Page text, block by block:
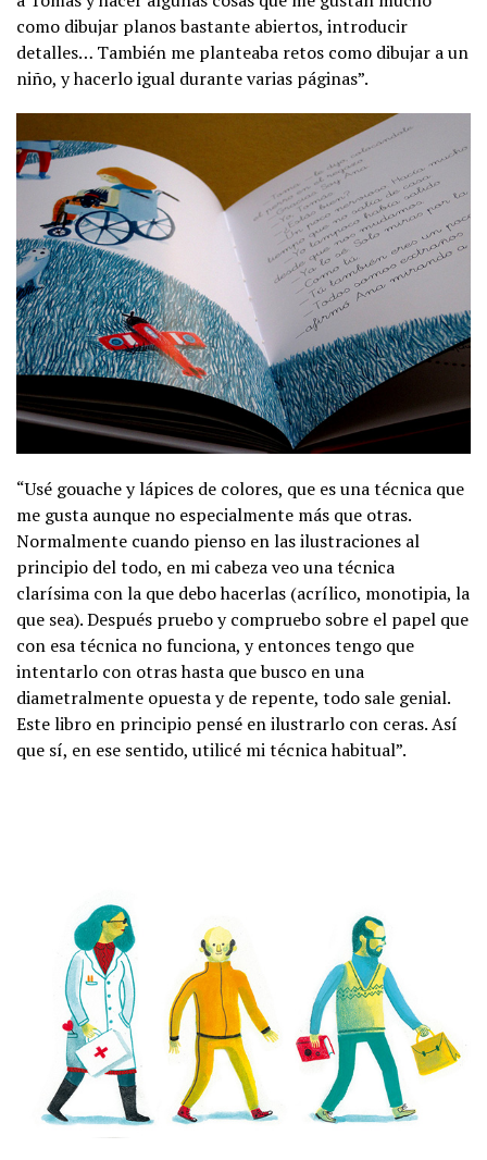
como dibujar planos bastante abiertos, introducir
detalles… También me planteaba retos como dibujar a un
niño, y hacerlo igual durante varias páginas”.
“Usé gouache y lápices de colores, que es una técnica que
me gusta aunque no especialmente más que otras.
Normalmente cuando pienso en las ilustraciones al
principio del todo, en mi cabeza veo una técnica
clarísima con la que debo hacerlas (acrílico, monotipia, la
que sea). Después pruebo y compruebo sobre el papel que
con esa técnica no funciona, y entonces tengo que
intentarlo con otras hasta que busco en una
diametralmente opuesta y de repente, todo sale genial.
Este libro en principio pensé en ilustrarlo con ceras. Así
que sí, en ese sentido, utilicé mi técnica habitual”.